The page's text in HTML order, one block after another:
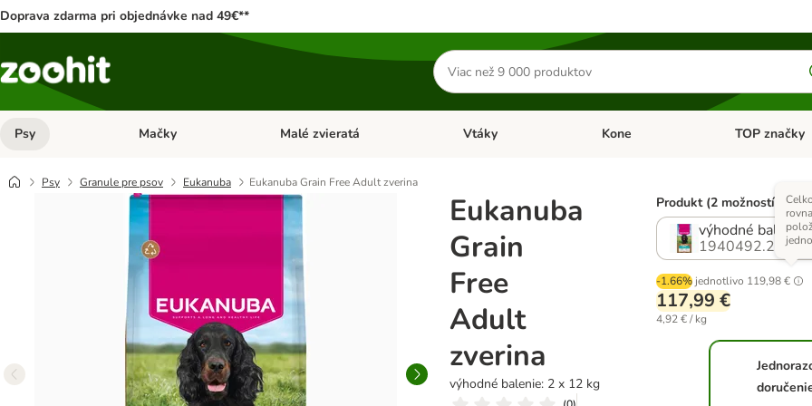
Doprava zdarma pri objednávke nad 49€**
Hľadať
produkty
Psy Otvoriť menu: Psy
Mačky Otvoriť menu: Mačky
Malé zvieratá Otvoriť menu: Malé zvieratá
Vtáky Otvoriť menu: Vtáky
Kone Otvoriť menu:
TOP značky
Psy Granule pre psov Eukanuba Eukanuba Grain Free Adult zverina
Eukanuba
Grain
Free
Adult
zverina
výhodné balenie: 2 x 12 kg
Produkt (2 možností)
výhodné balenie:
1940492.2
-1.66% jednotlivo 119,98 €
117,99 €
4,92 € / kg